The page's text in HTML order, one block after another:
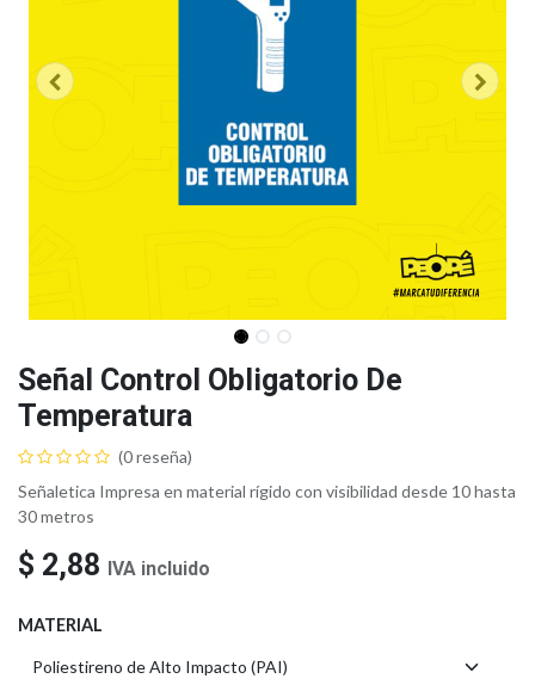
Señal Control Obligatorio De
Temperatura
(0 reseña)
Señaletica Impresa en material rígido con visibilidad desde 10 hasta
30 metros
$ 2,88 IVA incluido
MATERIAL